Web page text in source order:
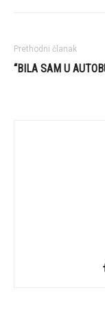
Prethodni članak
“BILA SAM U